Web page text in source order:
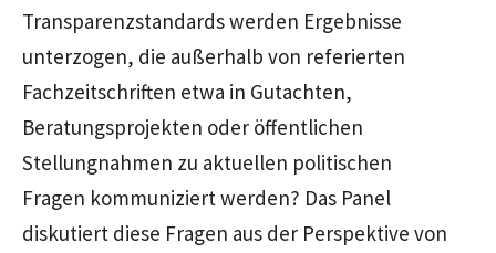
Transparenzstandards werden Ergebnisse
unterzogen, die außerhalb von referierten
Fachzeitschriften etwa in Gutachten,
Beratungsprojekten oder öffentlichen
Stellungnahmen zu aktuellen politischen
Fragen kommuniziert werden? Das Panel
diskutiert diese Fragen aus der Perspektive von